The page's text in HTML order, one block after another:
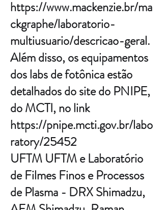
https://www.mackenzie.br/ma
ckgraphe/laboratorio-
multiusuario/descricao-geral.
Além disso, os equipamentos
dos labs de fotônica estão
detalhados do site do PNIPE,
do MCTI, no link
https://pnipe.mcti.gov.br/labo
ratory/25452
UFTM UFTM e Laboratório
de Filmes Finos e Processos
de Plasma - DRX Shimadzu,